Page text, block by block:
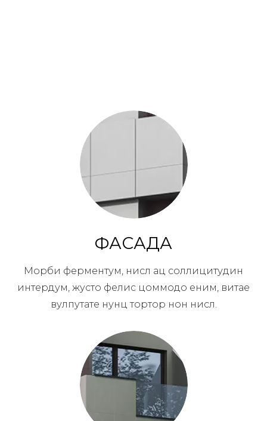
ФАСАДА
Морби ферментум, нисл ац соллицитудин
интердум, жусто фелис цоммодо еним, витае
вулпутате нунц тортор нон нисл.